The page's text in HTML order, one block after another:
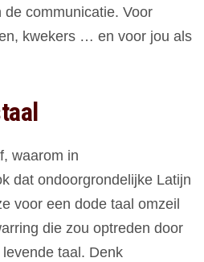
communicatie. Voor
kwekers … en voor jou als
waarom in
dat ondoorgrondelijke Latijn
voor een dode taal omzeil
die zou optreden door
taal. Denk